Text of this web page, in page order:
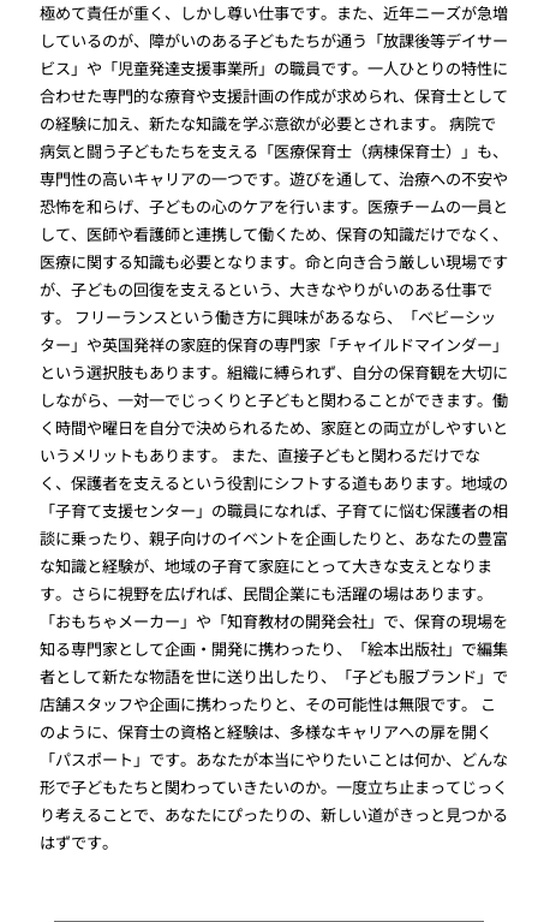
極めて責任が重く、しかし尊い仕事です。また、近年ニーズが急増
しているのが、障がいのある子どもたちが通う「放課後等デイサー
ビス」や「児童発達支援事業所」の職員です。一人ひとりの特性に
合わせた専門的な療育や支援計画の作成が求められ、保育士として
の経験に加え、新たな知識を学ぶ意欲が必要とされます。 病院で
病気と闘う子どもたちを支える「医療保育士（病棟保育士）」も、
専門性の高いキャリアの一つです。遊びを通して、治療への不安や
恐怖を和らげ、子どもの心のケアを行います。医療チームの一員と
して、医師や看護師と連携して働くため、保育の知識だけでなく、
医療に関する知識も必要となります。命と向き合う厳しい現場です
が、子どもの回復を支えるという、大きなやりがいのある仕事で
す。 フリーランスという働き方に興味があるなら、「ベビーシッ
ター」や英国発祥の家庭的保育の専門家「チャイルドマインダー」
という選択肢もあります。組織に縛られず、自分の保育観を大切に
しながら、一対一でじっくりと子どもと関わることができます。働
く時間や曜日を自分で決められるため、家庭との両立がしやすいと
いうメリットもあります。 また、直接子どもと関わるだけでな
く、保護者を支えるという役割にシフトする道もあります。地域の
「子育て支援センター」の職員になれば、子育てに悩む保護者の相
談に乗ったり、親子向けのイベントを企画したりと、あなたの豊富
な知識と経験が、地域の子育て家庭にとって大きな支えとなりま
す。さらに視野を広げれば、民間企業にも活躍の場はあります。
「おもちゃメーカー」や「知育教材の開発会社」で、保育の現場を
知る専門家として企画・開発に携わったり、「絵本出版社」で編集
者として新たな物語を世に送り出したり、「子ども服ブランド」で
店舗スタッフや企画に携わったりと、その可能性は無限です。 こ
のように、保育士の資格と経験は、多様なキャリアへの扉を開く
「パスポート」です。あなたが本当にやりたいことは何か、どんな
形で子どもたちと関わっていきたいのか。一度立ち止まってじっく
り考えることで、あなたにぴったりの、新しい道がきっと見つかる
はずです。